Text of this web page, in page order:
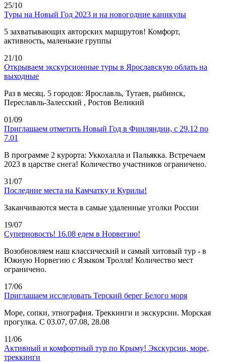
25/10
Туры на Новый Год 2023 и на новогодние каникулы
5 захватывающих авторских маршрутов! Комфорт,
активность, маленькие группы
21/10
Открываем экскурсионные туры в Ярославскую облать на
выходные
Раз в месяц. 5 городов: Ярославль, Тутаев, рыбинск,
Переславль-Залесский , Ростов Великий
01/09
Приглашаем отметить Новый Год в Финляндии, с 29.12 по
7.01
В программе 2 курорта: Уккохалла и Пальякка. Встречаем
2023 в царстве снега! Количество участников ограничено.
31/07
Последние места на Камчатку и Курилы!
Заканчиваются места в самые удаленные уголки России
19/07
Суперновость! 16.08 едем в Норвегию!
Возобновляем наш классический и самый хитовый тур - в
Южную Норвегию с Языком Тролля! Количество мест
ограничено.
17/06
Приглашаем исследовать Терский берег Белого моря
Море, сопки, этнография. Треккинги и экскурсии. Морская
прогулка. С 03.07, 07.08, 28.08
11/06
Активный и комфортный тур по Крыму! Экскурсии, море,
треккинги